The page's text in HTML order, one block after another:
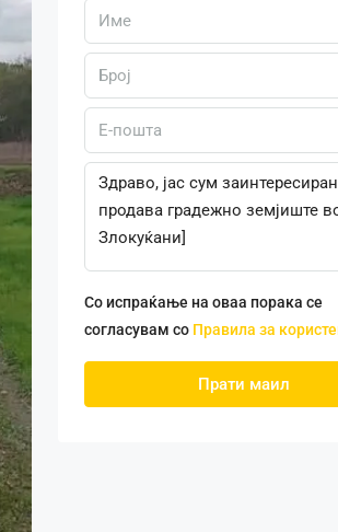
Со испраќање на оваа порака се
согласувам со Правила за
Прати маил